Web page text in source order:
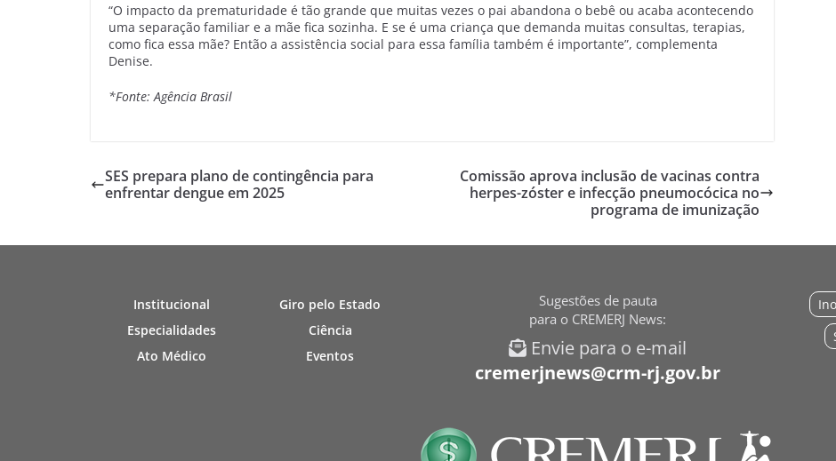
“O impacto da prematuridade é tão grande que muitas vezes o pai abandona o bebê ou acaba acontecendo
uma separação familiar e a mãe fica sozinha. E se é uma criança que demanda muitas consultas, terapias,
como fica essa mãe? Então a assistência social para essa família também é importante”, complementa
Denise.
*Fonte: Agência Brasil
SES prepara plano de contingência para
enfrentar dengue em 2025
Comissão aprova inclusão de vacinas contra
herpes-zóster e infecção pneumocócica no
programa de imunização
Institucional
Especialidades
Ato Médico
Giro pelo Estado
Ciência
Eventos
Sugestões de pauta
para o CREMERJ News:
Envie para o e-mail
cremerjnews@crm-rj.gov.br